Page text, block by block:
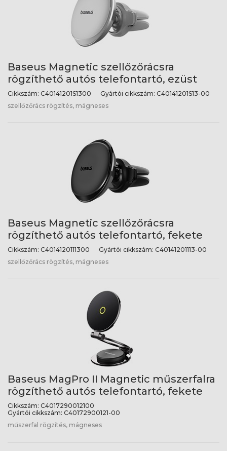
Baseus Magnetic szellőzőrácsra
rögzíthető autós telefontartó, ezüst
Cikkszám: C40141201S1300 Gyártói cikkszám: C40141201S13-00
szellőzőrács rögzítés, mágneses
Baseus Magnetic szellőzőrácsra
rögzíthető autós telefontartó, fekete
Cikkszám: C4014120111300 Gyártói cikkszám: C40141201113-00
szellőzőrács rögzítés, mágneses
Baseus MagPro II Magnetic műszerfalra
rögzíthető autós telefontartó, fekete
Cikkszám: C4017290012100
Gyártói cikkszám: C40172900121-00
műszerfal rögzítés, mágneses